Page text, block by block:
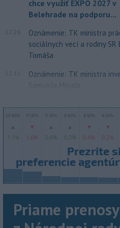
chce využiť EXPO 2027 v
Belehrade na podporu...
12:26
Oznámenie: TK ministra
sociálnych vecí a rodiny SR
Tomáša
Oznámenie: TK ministra
Samuela Migaľa
Priame prenosy